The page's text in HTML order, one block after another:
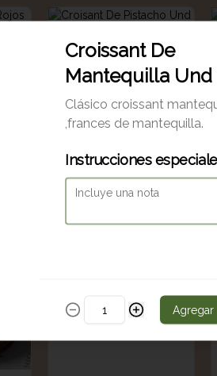
Croisant De Pistacho
Croissant De
Mantequilla Und
Clásico croissant
,frances de mantequilla.
Instrucciones
Agregar